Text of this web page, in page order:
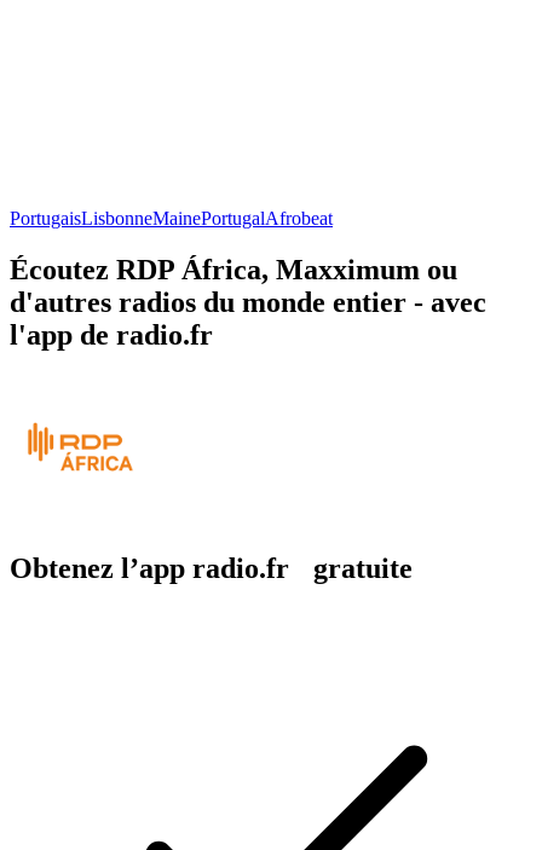
PortugaisLisbonneMainePortugalAfrobeat
Écoutez RDP África, Maxximum ou
d'autres radios du monde entier - avec
l'app de radio.fr
Obtenez l’app radio.fr gratuite